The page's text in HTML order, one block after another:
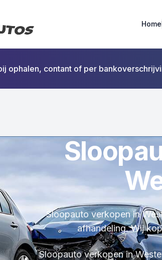
Home
contant of per bankoverschrijving •
Sloopauto verkopen in
afhandeling. Wij
Sloopauto verkopen in